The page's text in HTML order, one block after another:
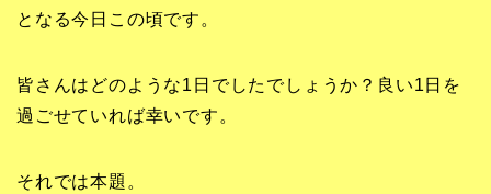
となる今日この頃です。
皆さんはどのような1日でしたでしょうか？良い1日を
過ごせていれば幸いです。
それでは本題。